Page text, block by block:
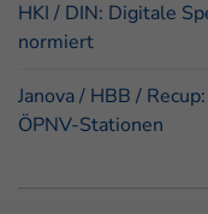
HKI / DIN: Digitale
normiert
Janova / HBB /
ÖPNV-Stationen